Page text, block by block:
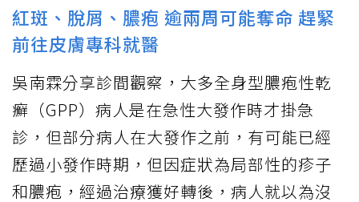
紅斑、脫屑、膿疱 逾兩周可能奪命 趕緊
前往皮膚專科就醫
吳南霖分享診間觀察，大多全身型膿疱性乾
癬（GPP）病人是在急性大發作時才掛急
診，但部分病人在大發作之前，有可能已經
歷過小發作時期，但因症狀為局部性的疹子
和膿疱，經過治療獲好轉後，病人就以為沒